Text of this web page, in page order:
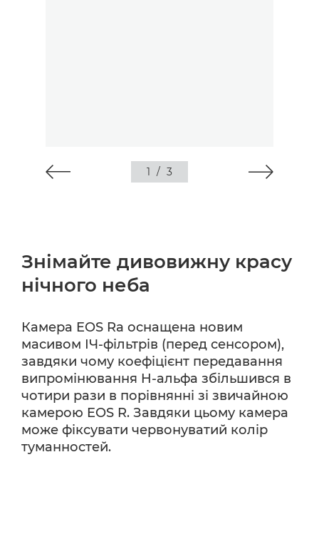
1 / 3
Знімайте дивовижну красу
нічного неба
Камера EOS Ra оснащена новим
масивом ІЧ-фільтрів (перед сенсором),
завдяки чому коефіцієнт передавання
випромінювання H-альфа збільшився в
чотири рази в порівнянні зі звичайною
камерою EOS R. Завдяки цьому камера
може фіксувати червонуватий колір
туманностей.